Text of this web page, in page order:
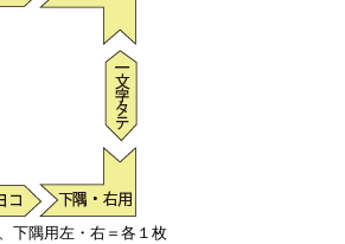
下隅用左・右＝各１枚